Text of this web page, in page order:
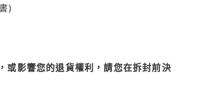
)
或影響您的退貨權利，請您在拆封前決